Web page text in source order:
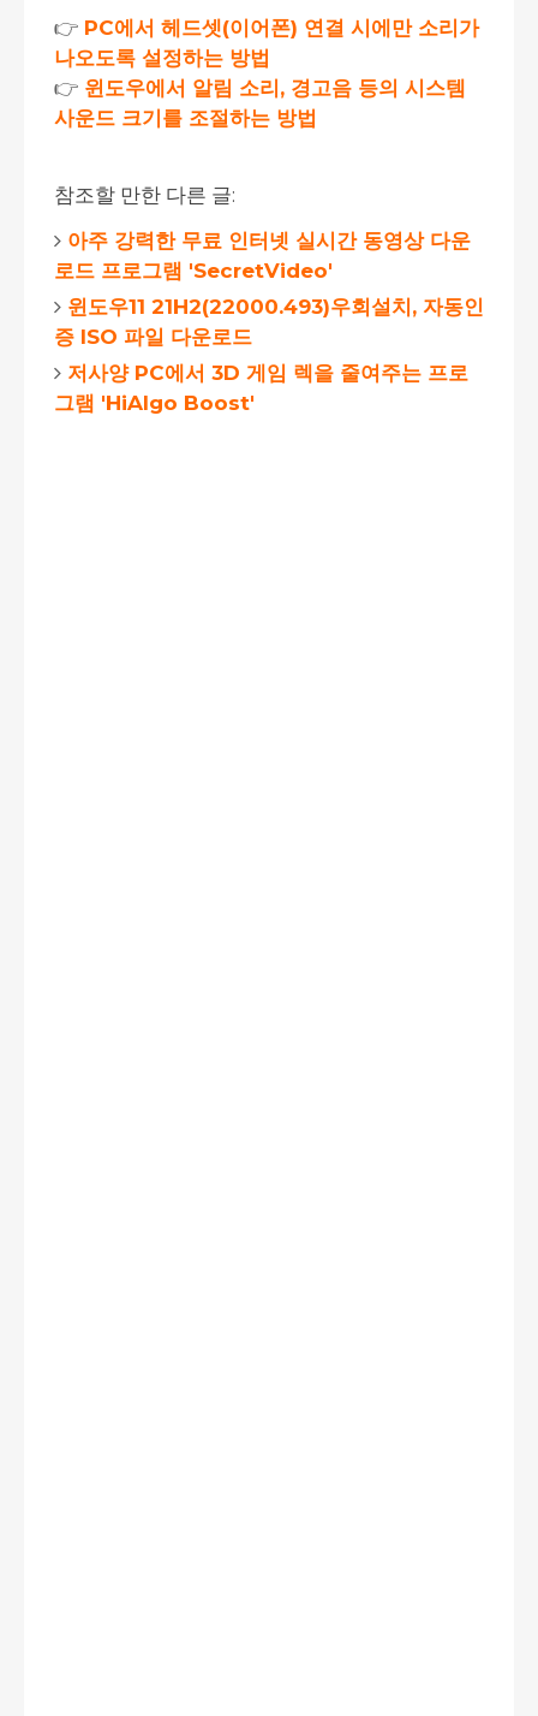
👉 PC에서 헤드셋(이어폰) 연결 시에만 소리가
나오도록 설정하는 방법
👉 윈도우에서 알림 소리, 경고음 등의 시스템
사운드 크기를 조절하는 방법
참조할 만한 다른 글:
아주 강력한 무료 인터넷 실시간 동영상 다운
로드 프로그램 'SecretVideo'
윈도우11 21H2(22000.493)우회설치, 자동인
증 ISO 파일 다운로드
저사양 PC에서 3D 게임 렉을 줄여주는 프로
그램 'HiAlgo Boost'